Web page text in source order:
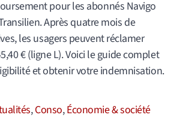
pour les abonnés Navigo
Après quatre mois de
les usagers peuvent réclamer
€ (ligne L). Voici le guide complet
et obtenir votre indemnisation.
,Conso,Économie & société